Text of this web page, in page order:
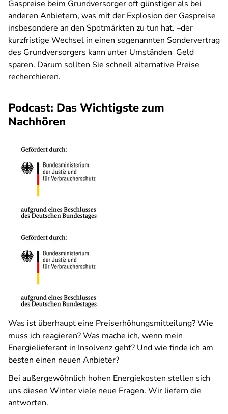
Gaspreise beim Grundversorger oft günstiger als bei
anderen Anbietern, was mit der Explosion der Gaspreise
insbesondere an den Spotmärkten zu tun hat. –der
kurzfristige Wechsel in einen sogenannten Sondervertrag
des Grundversorgers kann unter Umständen Geld
sparen. Darum sollten Sie schnell alternative Preise
recherchieren.
Podcast: Das Wichtigste zum
Nachhören
Was ist überhaupt eine Preiserhöhungsmitteilung? Wie
muss ich reagieren? Was mache ich, wenn mein
Energielieferant in Insolvenz geht? Und wie finde ich am
besten einen neuen Anbieter?
Bei außergewöhnlich hohen Energiekosten stellen sich
uns diesen Winter viele neue Fragen. Wir liefern die
antworten.